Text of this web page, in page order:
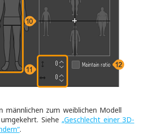
männlichen zum weiblichen Modell
Siehe„Geschlecht einer 3D-
.